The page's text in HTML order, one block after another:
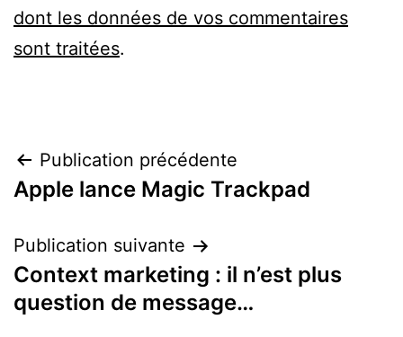
dont les données de vos commentaires
sont traitées.
Navigation
de
l’article
Publication précédente
Apple lance Magic Trackpad
Publication suivante
Context marketing : il n’est plus
question de message…